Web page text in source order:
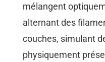
mélangent
alternant des
couches, simulant
physiquement